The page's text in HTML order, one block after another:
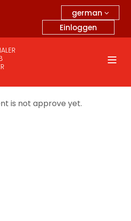
german
Einloggen
is not approve yet.